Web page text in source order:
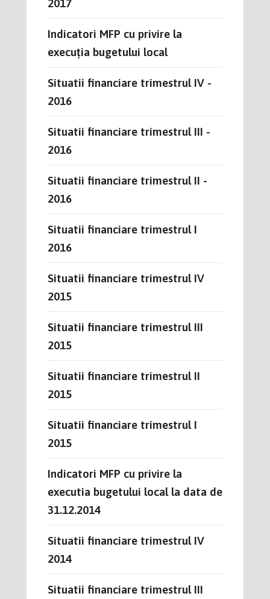
2017
Indicatori MFP cu privire la
execuția bugetului local
Situatii financiare trimestrul IV -
2016
Situatii financiare trimestrul III -
2016
Situatii financiare trimestrul II -
2016
Situatii financiare trimestrul I
2016
Situatii financiare trimestrul IV
2015
Situatii financiare trimestrul III
2015
Situatii financiare trimestrul II
2015
Situatii financiare trimestrul I
2015
Indicatori MFP cu privire la
executia bugetului local la data de
31.12.2014
Situatii financiare trimestrul IV
2014
Situatii financiare trimestrul III